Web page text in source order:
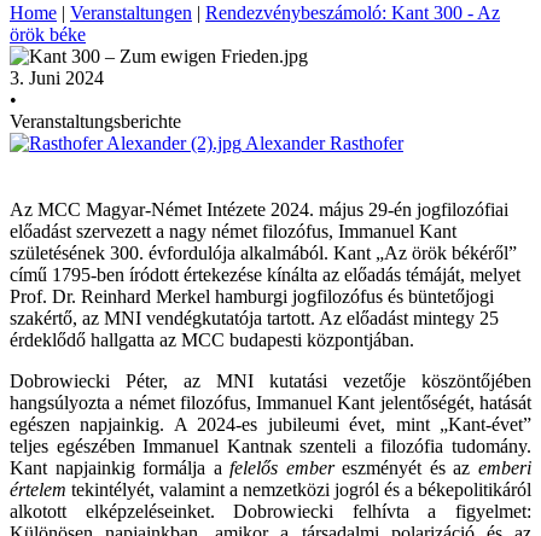
Home | Veranstaltungen | Rendezvénybeszámoló: Kant 300 - Az
örök béke
3. Juni 2024
•
Veranstaltungsberichte
Alexander Rasthofer
Az MCC Magyar-Német Intézete 2024. május 29-én jogfilozófiai
előadást szervezett a nagy német filozófus, Immanuel Kant
születésének 300. évfordulója alkalmából. Kant „Az örök békéről”
című 1795-ben íródott értekezése kínálta az előadás témáját, melyet
Prof. Dr. Reinhard Merkel hamburgi jogfilozófus és büntetőjogi
szakértő, az MNI vendégkutatója tartott. Az előadást mintegy 25
érdeklődő hallgatta az MCC budapesti központjában.
Dobrowiecki Péter, az MNI kutatási vezetője köszöntőjében
hangsúlyozta a német filozófus, Immanuel Kant jelentőségét, hatását
egészen napjainkig. A 2024-es jubileumi évet, mint „Kant-évet”
teljes egészében Immanuel Kantnak szenteli a filozófia tudomány.
Kant napjainkig formálja afelelős embereszményét és azemberi
értelem tekintélyét, valamint a nemzetközi jogról és a békepolitikáról
alkotott elképzeléseinket. Dobrowiecki felhívta a figyelmet: